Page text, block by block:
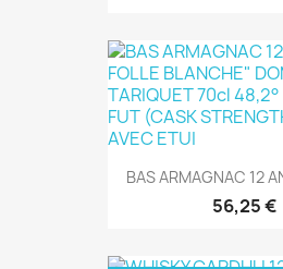
BAS ARMAGNAC 12
56,25 €